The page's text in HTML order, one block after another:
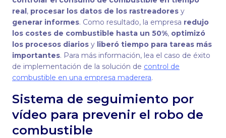
real, procesar los datos de los rastreadores y
generar informes. Como resultado, la empresa redujo
los costes de combustible hasta un 50%, optimizó
los procesos diarios y liberó tiempo para tareas más
importantes. Para más información, lea el caso de éxito
de implementación de la solución de control de
combustible en una empresa maderera.
Sistema de seguimiento por
vídeo para prevenir el robo de
combustible